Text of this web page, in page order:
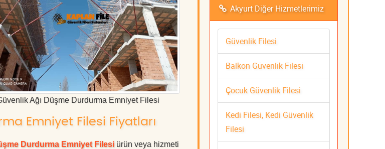
Ağı Düşme Durdurma Emniyet Filesi
Emniyet Filesi Fiyatları
Durdurma Emniyet Filesi ürün veya hizmeti
Akyurt Diğer Hizmetlerimiz
Güvenlik Filesi
Balkon Güvenlik Filesi
Çocuk Güvenlik Filesi
Kedi Filesi, Kedi Güvenlik
Filesi